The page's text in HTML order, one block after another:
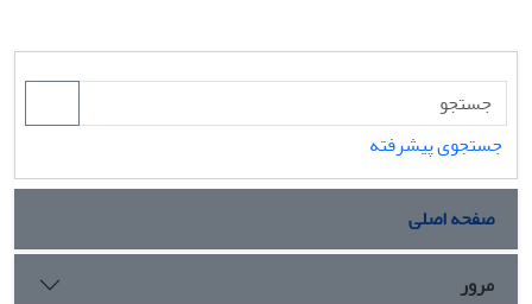
جستجوی پیشرفته
صفحه اصلی
مرور